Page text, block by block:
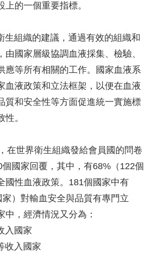
上的一個重要指標。
組織的建議，通過有效的組織和
由國家層級協調血液採集、檢驗、
應等所有相關的工作。國家血液系
血液政策和立法框架，以便在血液
質和安全性等方面促進統一實施標
。
世界衛生組織發給會員國的問卷
國家回覆，其中，有68%（122個
國性血液政策。181個國家中有
）對輸血安全與品質有專門立
中，經濟情況又分為：
國家
入國家